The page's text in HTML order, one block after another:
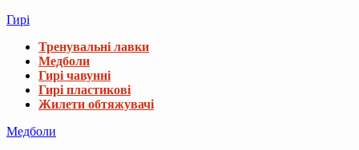
Гирі
Тренувальні лавки
Медболи
Гирі чавунні
Гирі пластикові
Жилети обтяжувачі
Медболи